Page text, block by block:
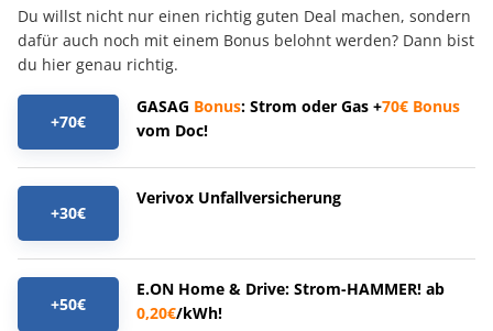
Du willst nicht nur einen richtig guten Deal machen, sondern
dafür auch noch mit einem Bonus belohnt werden? Dann bist
du hier genau richtig.
+70€
GASAG Bonus: Strom oder Gas +70€ Bonus
vom Doc!
+30€
Verivox Unfallversicherung
+50€
E.ON Home & Drive: Strom-HAMMER! ab
0,20€/kWh!